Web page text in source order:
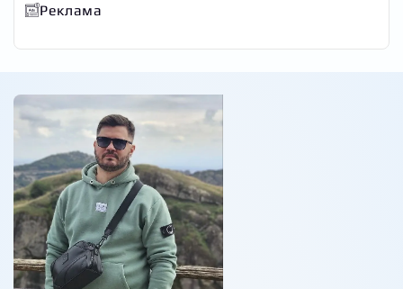
Реклама